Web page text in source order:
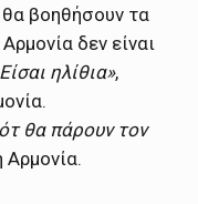
θα βοηθήσουν τα
δεν είναι
Είσαι ηλίθια»,
θα πάρουν τον
Αρμονία.